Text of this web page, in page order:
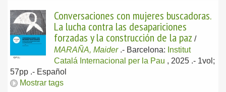
Conversaciones con mujeres buscadoras.
La lucha contra las desapariciones
forzadas y la construcción de la paz /
MARAÑA, Maider .- Barcelona: Institut
Catalá Internacional per la Pau , 2025 .- 1vol;
57pp .- Español
Mostrar tags